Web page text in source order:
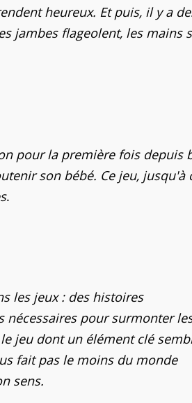
heureux. Et puis, il y a
jambes flageolent, les mains
pour la première fois depuis
son bébé. Ce jeu, jusqu'à
.
les jeux : des histoires
nécessaires pour surmonter
jeu dont un élément clé
fait pas le moins du monde
sens.